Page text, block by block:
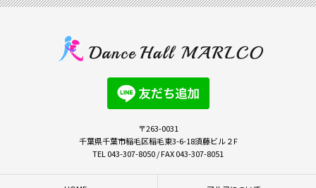
〒263-0031
千葉県千葉市稲毛区稲毛東3-6-18須藤ビル２F
TEL 043-307-8050 / FAX 043-307-8051